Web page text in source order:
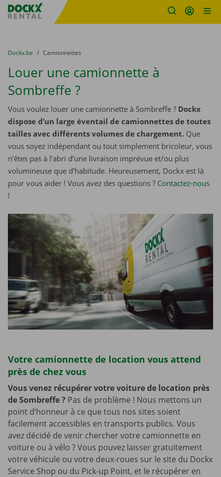
sitename
You are here:
du
Dockx.be to
Camionnettes
Louer une camionnette à
Sombreffe ?
Vous voulez louer une camionnette à Sombreffe ? Dockx
dispose d’un large éventail de camionnettes de toutes
tailles avec différents volumes de chargement. Que
vous soyez indépendant ou tout simplement bricoleur, vous
n’êtes pas à l’abri d’une livraison imprévue et/ou plus
volumineuse que d’habitude. Heureusement, Dockx est là
pour vous aider ! Vous avez des questions ? Contactez-nous
!
Votre camionnette de location vous attend
près de chez vous
Vous venez récupérer votre voiture de location près
de Sombreffe? Pas de problème ! Nous mettons un
point d’honneur à ce que tous nos sites soient
facilement accessibles en transports publics. Vous
avez décidé de venir chercher votre camionnette en
voiture ou à vélo ? Vous pouvez laisser gratuitement
votre véhicule ou votre deux-roues sur le site du Dockx
Service Shop ou du Pick-up Point, et le récupérer en